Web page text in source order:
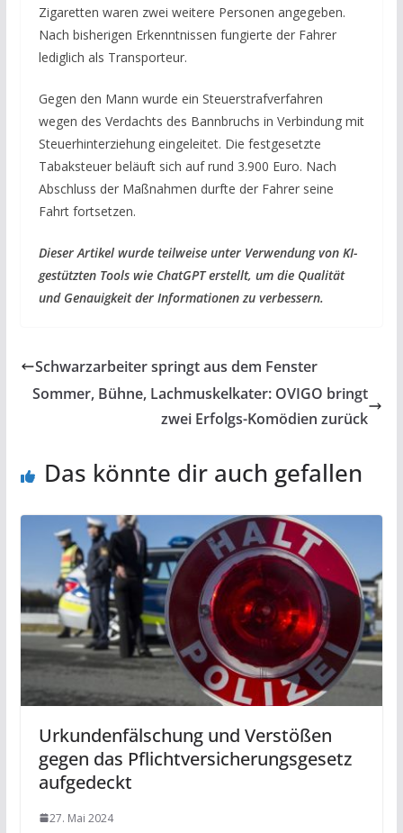
Zigaretten waren zwei weitere Personen angegeben.
Nach bisherigen Erkenntnissen fungierte der Fahrer
lediglich als Transporteur.
Gegen den Mann wurde ein Steuerstrafverfahren
wegen des Verdachts des Bannbruchs in Verbindung mit
Steuerhinterziehung eingeleitet. Die festgesetzte
Tabaksteuer beläuft sich auf rund 3.900 Euro. Nach
Abschluss der Maßnahmen durfte der Fahrer seine
Fahrt fortsetzen.
Dieser Artikel wurde teilweise unter Verwendung von KI-
gestützten Tools wie ChatGPT erstellt, um die Qualität
und Genauigkeit der Informationen zu verbessern.
Schwarzarbeiter springt aus dem Fenster
Sommer, Bühne, Lachmuskelkater: OVIGO bringt
zwei Erfolgs-Komödien zurück
Das könnte dir auch gefallen
Urkundenfälschung und Verstößen
gegen das Pflichtversicherungsgesetz
aufgedeckt
27. Mai 2024